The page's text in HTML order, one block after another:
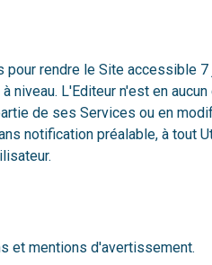
rendre le Site accessible 7
niveau. L'Editeur n'est en
de ses Services ou en
notification préalable, à tout
et mentions d'avertissement.